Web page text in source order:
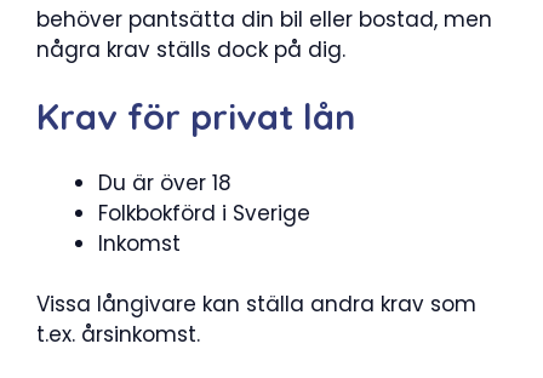
behöver pantsätta din bil eller bostad, men
några krav ställs dock på dig.
Krav för privat lån
Du är över 18
Folkbokförd i Sverige
Inkomst
Vissa långivare kan ställa andra krav som
t.ex. årsinkomst.